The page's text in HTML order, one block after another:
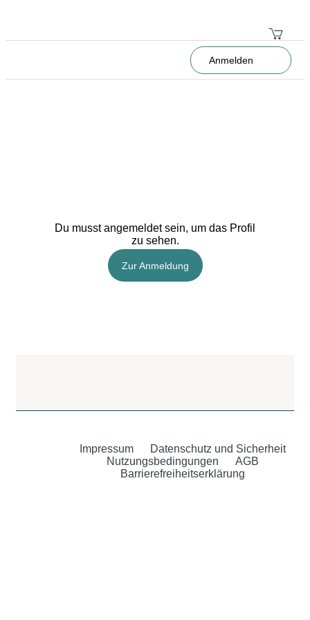
Anmelden
Du musst angemeldet sein, um das Profil
zu sehen.
Zur Anmeldung
Impressum
Datenschutz und Sicherheit
Nutzungsbedingungen
AGB
Barrierefreiheitserklärung